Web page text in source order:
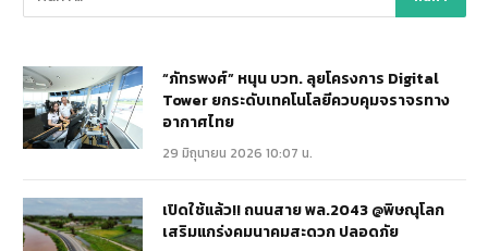
“ภัทรพงศ์” หนุน บวท. ลุยโครงการ Digital
Tower ยกระดับเทคโนโลยีควบคุมจราจรทาง
อากาศไทย
29 มิถุนายน 2026 10:07 น.
เปิดใช้แล้ว!! ถนนสาย พล.2043 @พิษณุโลก
เสริมแกร่งคมนาคมสะดวก ปลอดภัย